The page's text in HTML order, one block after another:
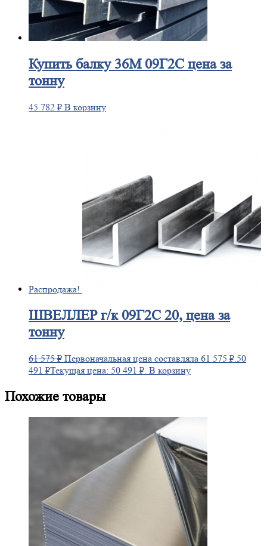
Купитьбалку 36М 09Г2С цена за
тонну
45 782 ₽ В корзину
Распродажа!
ШВЕЛЛЕРг/к 09Г2С 20, цена за
тонну
61 575₽ Первоначальная цена составляла 61 575 ₽. 50
491 ₽Текущая цена: 50 491 ₽. В корзину
Похожие товары